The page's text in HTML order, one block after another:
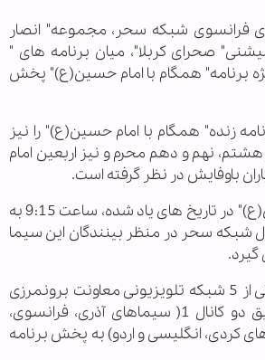
فرانسوی شبکه سحر، مجموعه" انصار
صحرای کربلا"، میان برنامه های "
برنامه" همگام با امام حسین(ع)" پخش
زنده" همگام با امام حسین(ع)" را نیز
نهم و دهم محرم و نیز اربعین امام
باوفایش در نظر گرفته است.
همگام با امام حسین(ع)" در تاریخ های یاد شده، ساعت 9:15 به
شبکه سحر در منظر بینندگان این سیما
گیرد.
شبکه جهانی سحر یکی از 5 شبکه تلویزیونی معاونت برونمرزی
صدا و سیما و از طریق دو کانال 1( سیماهای آذری، فرانسوی،
و 2( سیماهای کردی، انگلیسی و اردو) به پخش برنامه